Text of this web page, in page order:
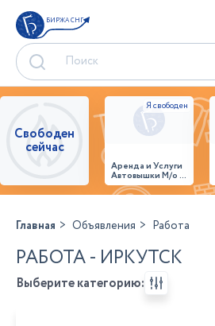
БИРЖА СНГ
Свободен
сейчас
Аренда и Услуги
Автовышки М/о г.
Домодедово
26,28,32 место
Главная Объявления Работа
РАБОТА - ИРКУТСК
Выберите категорию: